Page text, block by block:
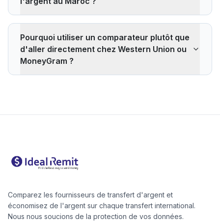
bancaire peut être retardé au prochain jour ouvré
selon le fournisseur choisi.
peuvent demander un justificatif de domicile. La
vérification d'identité est généralement effectuée une
seule fois lors de la création du compte.
Pourquoi utiliser un comparateur plutôt que
d'aller directement chez Western Union ou
MoneyGram ?
Comparez les fournisseurs de transfert d'argent et
économisez de l'argent sur chaque transfert international.
Nous nous soucions de la protection de vos données.